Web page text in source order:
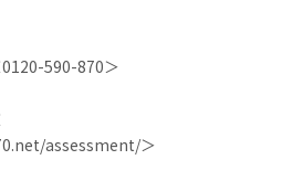
590-870＞
assessment/＞